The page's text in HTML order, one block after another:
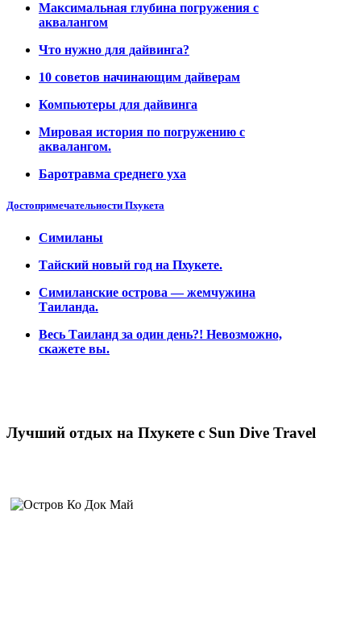
Максимальная глубина погружения с
аквалангом
Что нужно для дайвинга?
10 советов начинающим дайверам
Компьютеры для дайвинга
Мировая история по погружению с
аквалангом.
Баротравма среднего уха
Достопримечательности Пхукета
Симиланы
Тайский новый год на Пхукете.
Симиланские острова — жемчужина
Таиланда.
Весь Таиланд за один день?! Невозможно,
скажете вы.
Лучший отдых на Пхукете c Sun Dive Travel